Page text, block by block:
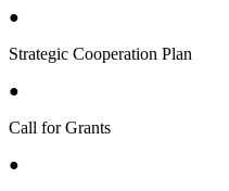
●
Strategic Cooperation Plan
●
Call for Grants
●